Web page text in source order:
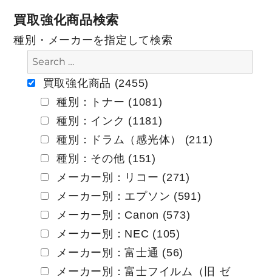
ビ
ー
買取強化商品検索
種別・メーカーを指定して検索
買取強化商品 (2455)
種別：トナー (1081)
種別：インク (1181)
種別：ドラム（感光体） (211)
種別：その他 (151)
メーカー別：リコー (271)
メーカー別：エプソン (591)
メーカー別：Canon (573)
メーカー別：NEC (105)
メーカー別：富士通 (56)
メーカー別：富士フイルム（旧 ゼ